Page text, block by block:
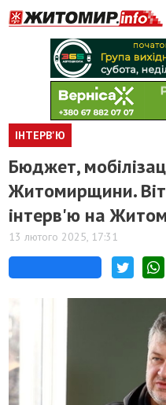
ІНТЕРВ'Ю
Бюджет,
Житомирщини.
інтерв'ю на
13 лютого 2025, 17:31